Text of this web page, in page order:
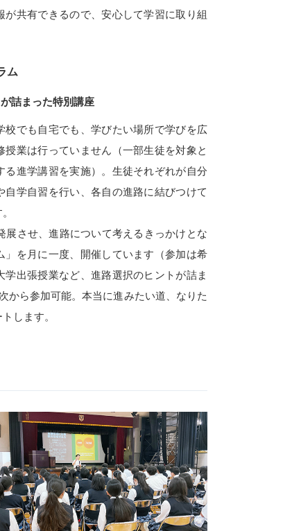
共有できるので、安心して学習に取り組
ム
詰まった特別講座
校でも自宅でも、学びたい場所で学びを広
業は行っていません（一部生徒を対象と
進学講習を実施）。生徒それぞれが自分
学自習を行い、各自の進路に結びつけて
展させ、進路について考えるきっかけとな
」を月に一度、開催しています（参加は希
出張授業など、進路選択のヒントが詰ま
から参加可能。本当に進みたい道、なりた
します。